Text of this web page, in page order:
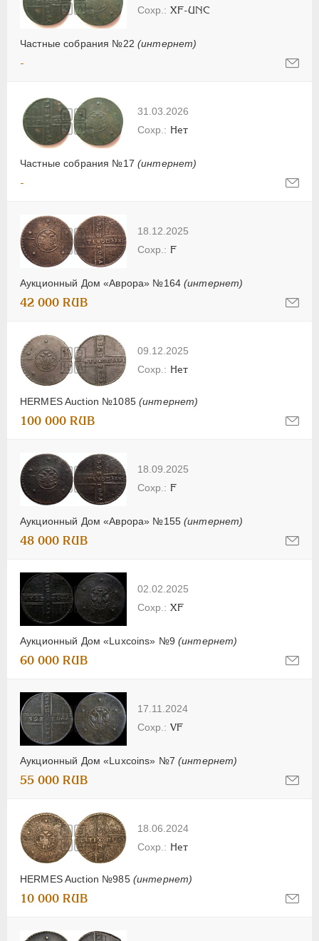
Частные собрания №22 (интернет)
XF-UNC
-
31.03.2026
Частные собрания №17 (интернет)
Нет
-
18.12.2025
Аукционный Дом «Аврора» №164(интернет)
F
42 000 RUB
09.12.2025
HERMES Auction №1085 (интернет)
Нет
100 000 RUB
18.09.2025
Аукционный Дом «Аврора» №155(интернет)
F
48 000 RUB
02.02.2025
Аукционный Дом «Luxcoins» №9(интернет)
XF
60 000 RUB
17.11.2024
Аукционный Дом «Luxcoins» №7(интернет)
VF
55 000 RUB
18.06.2024
HERMES Auction №985 (интернет)
Нет
10 000 RUB